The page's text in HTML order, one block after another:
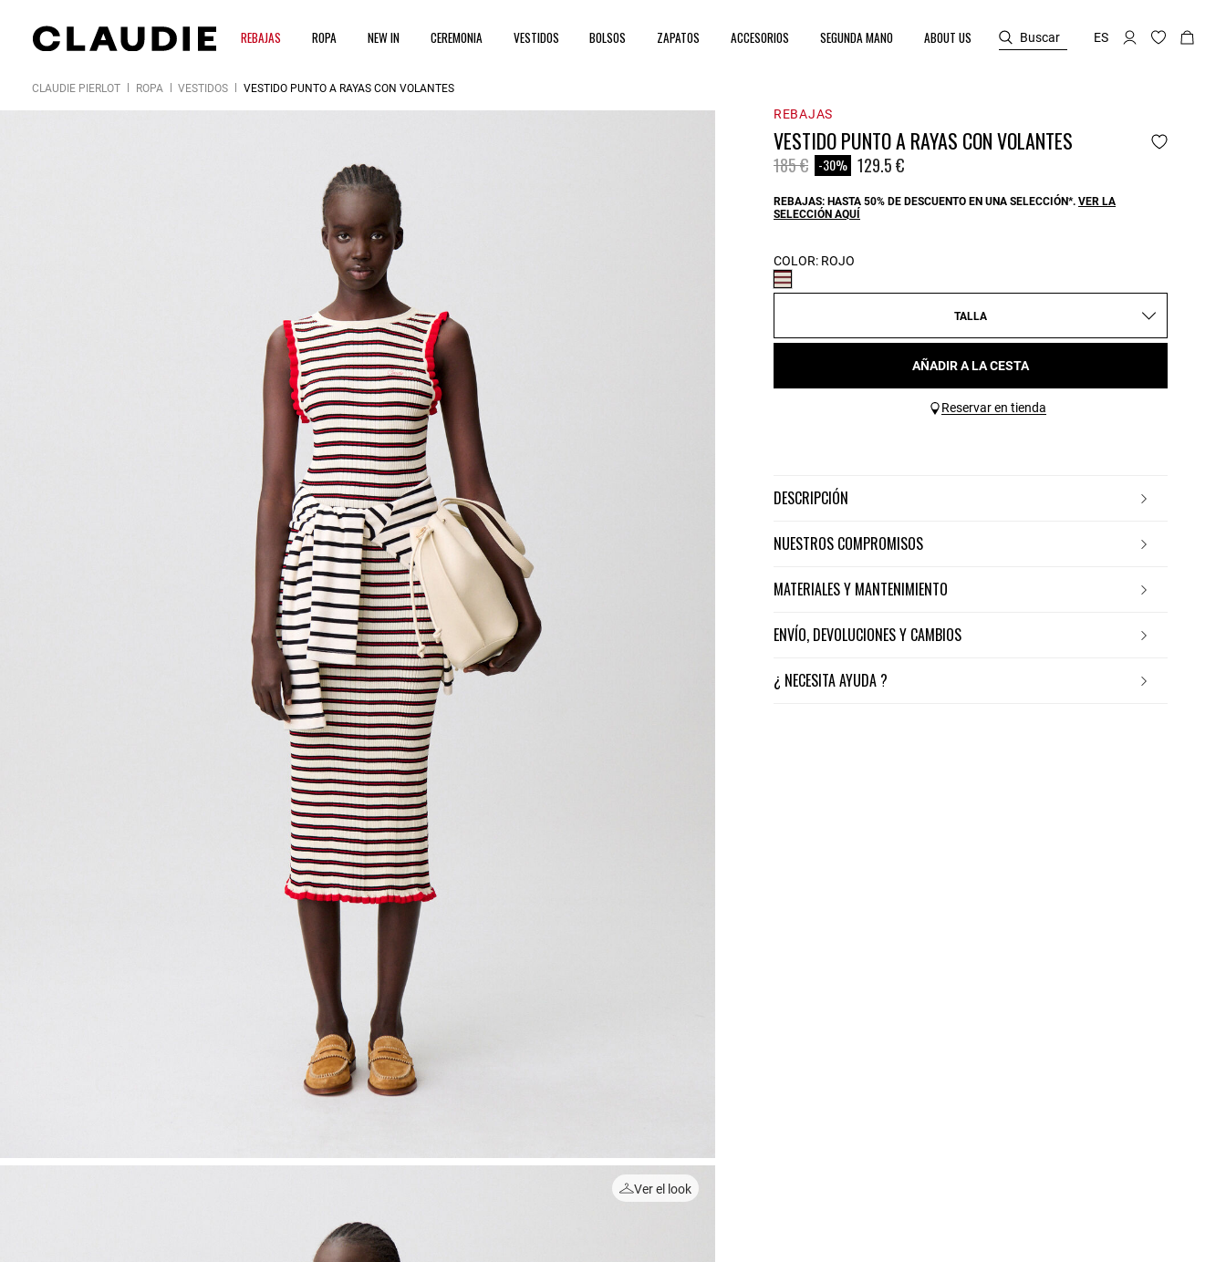
REBAJAS ROPA NEW IN CEREMONIA VESTIDOS BOLSOS ZAPATOS ACCESORIOS SEGUNDA MANO ABOUT US Buscar ES
CLAUDIE PIERLOT ROPA VESTIDOS VESTIDO PUNTO A RAYAS CON VOLANTES
Ver el look
REBAJAS
VESTIDO PUNTO A RAYAS CON VOLANTES
Price reduced from
185 €to-30% 129.5 €
REBAJAS: HASTA 50% DE DESCUENTO EN UNA SELECCIÓN*. VER LA
SELECCIÓN AQUÍ
COLOR: ROJO
TALLA
AÑADIR A LA CESTA
Reservar en tienda
DESCRIPCIÓN
NUESTROS COMPROMISOS
MATERIALES Y MANTENIMIENTO
ENVÍO, DEVOLUCIONES Y CAMBIOS
¿ NECESITA AYUDA ?